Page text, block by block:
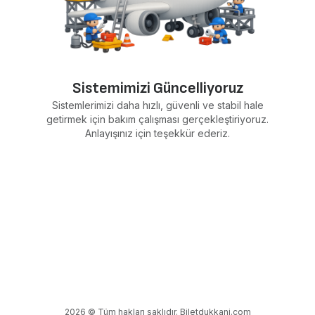
Sistemimizi Güncelliyoruz
Sistemlerimizi daha hızlı, güvenli ve stabil hale
getirmek için bakım çalışması gerçekleştiriyoruz.
Anlayışınız için teşekkür ederiz.
2026 © Tüm hakları saklıdır. Biletdukkani.com